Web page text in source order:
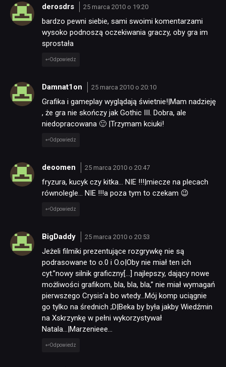
derosdrs 25 marca 2010 o 19:20
bardzo pewni siebie, sami swoimi komentarzami
wysoko podnoszą oczekiwania graczy, oby gra im
sprostała
Odpowiedz
Damnat1on 25 marca 2010 o 20:10
Grafika i gameplay wyglądają świetnie!|Mam nadzieję
, że gra nie skończy jak Gothic III. Dobra, ale
niedopracowana 🙂 |Trzymam kciuki!
Odpowiedz
deoomen 25 marca 2010 o 20:47
fryzura, kucyk czy kitka… NIE !!!|miecze na plecach
równolegle… NIE !!!a poza tym to czekam 😉
Odpowiedz
BigDaddy 25 marca 2010 o 20:53
Jeżeli filmiki prezentujące rozgrywkę nie są
podrasowane to o.0 i O.o|Oby nie miał ten ich
cyt.”nowy silnik graficzny[…] najlepszy, dający nowe
możliwości grafikom, bla, bla, bla,” nie miał wymagań
pierwszego Crysis’a bo wtedy…Mój komp uciągnie
go tylko na średnich ;D|Beka by była jakby Wiedźmin
na Xskrzynkę w pełni wykorzystywał
Natala…|Marzenieee…
Odpowiedz